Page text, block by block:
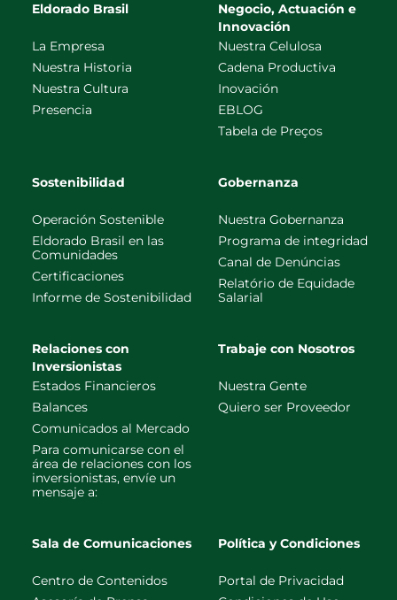
Eldorado Brasil
La Empresa
Nuestra Historia
Nuestra Cultura
Presencia
Negocio, Actuación e
Innovación
Nuestra Celulosa
Cadena Productiva
Inovación
EBLOG
Tabela de Preços
Sostenibilidad
Operación Sostenible
Eldorado Brasil en las
Comunidades
Certificaciones
Informe de Sostenibilidad
Gobernanza
Nuestra Gobernanza
Programa de integridad
Canal de Denúncias
Relatório de Equidade
Salarial
Relaciones con
Inversionistas
Estados Financieros
Balances
Comunicados al Mercado
Para comunicarse con el
área de relaciones con los
inversionistas, envíe un
mensaje a:
Trabaje con Nosotros
Nuestra Gente
Quiero ser Proveedor
Sala de Comunicaciones
Centro de Contenidos
Política y Condiciones
Portal de Privacidad